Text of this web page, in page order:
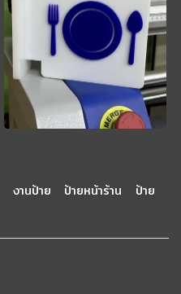
งานป้าย ป้ายหน้าร้าน ป้าย